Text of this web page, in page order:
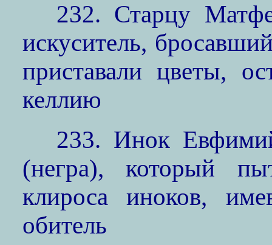
232. Старцу
искуситель,
приставали цветы,
келлию
233. Инок
(негра), который
клироса иноков,
обитель